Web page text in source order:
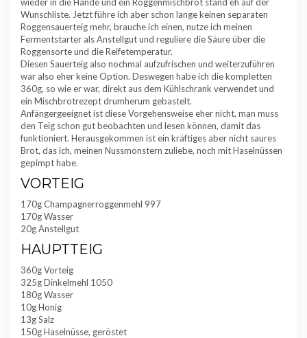
Wunschliste. Jetzt führe ich aber schon lange keinen separaten
Roggensauerteig mehr, brauche ich einen, nutze ich meinen
Fermentstarter als Anstellgut und reguliere die Säure über die
Roggensorte und die Reifetemperatur.
Diesen Sauerteig also nochmal aufzufrischen und weiterzuführen
war also eher keine Option. Deswegen habe ich die kompletten
360g, so wie er war, direkt aus dem Kühlschrank verwendet und
ein Mischbrotrezept drumherum gebastelt.
Anfängergeeignet ist diese Vorgehensweise eher nicht, man muss
den Teig schon gut beobachten und lesen können, damit das
funktioniert. Herausgekommen ist ein kräftiges aber nicht saures
Brot, das ich, meinen Nussmonstern zuliebe, noch mit Haselnüssen
gepimpt habe.
VORTEIG
170g Champagnerroggenmehl 997
170g Wasser
20g Anstellgut
HAUPTTEIG
360g Vorteig
325g Dinkelmehl 1050
180g Wasser
10g Honig
13g Salz
150g Haselnüsse, geröstet